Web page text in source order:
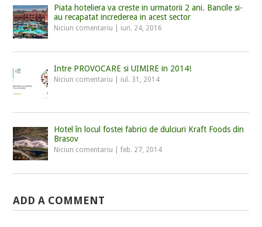
Piata hoteliera va creste in urmatorii 2 ani. Bancile si-
au recapatat increderea in acest sector
Niciun comentariu iun. 24, 2016
Intre PROVOCARE si UIMIRE in 2014!
Niciun comentariu iul. 31, 2014
Hotel în locul fostei fabrici de dulciuri Kraft Foods din
Brasov
Niciun comentariu |feb. 27, 2014
ADD A COMMENT